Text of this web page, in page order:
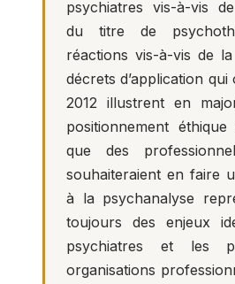
psychiatres vis-à-vis
du titre de
réactions vis-à-vis de
décrets d’application
2012 illustrent en
positionnement
que des
souhaiteraient en faire
à la psychanalyse
toujours des enjeux
psychiatres et les
organisations